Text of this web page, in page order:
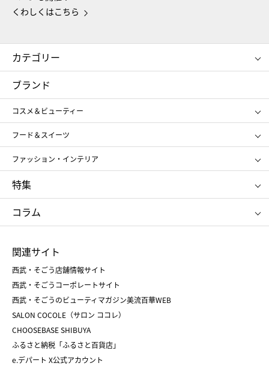
くわしくはこちら
カテゴリー
コスメ＆ビューティー
ギフト
レディース
メンズ
スポーツ・アウトドア
お中元
お歳暮
ブランド
コスメ＆ビューティー
SHISEIDO
ポール&ジョー ボーテ
ジルスチュアート
NARS
RMK
クリニーク
SK-Ⅱ
フード＆スイーツ
アンリ・シャルパンティエ
ゴディバ
新宿高野
たねや
ねんりん家
ファッション・インテリア
ポロ ラルフ ローレン
タケオ キクチ
ママ＆キッズ
シュタイフ
特集
お中元
ひな人形
五月人形
父の日
クリスマスケーキ
福袋
バレンタイン
ホワイトデー
コラム
菓子折り
和菓子
人気のギフト
バレンタイン
ホワイトデー
おせち
父の日
フード
関連サイト
西武・そごう店舗情報サイト
西武・そごうコーポレートサイト
西武・そごうのビューティマガジン美流百華WEB
SALON COCOLE（サロン ココレ）
CHOOSEBASE SHIBUYA
ふるさと納税「ふるさと百貨店」
e.デパート X公式アカウント